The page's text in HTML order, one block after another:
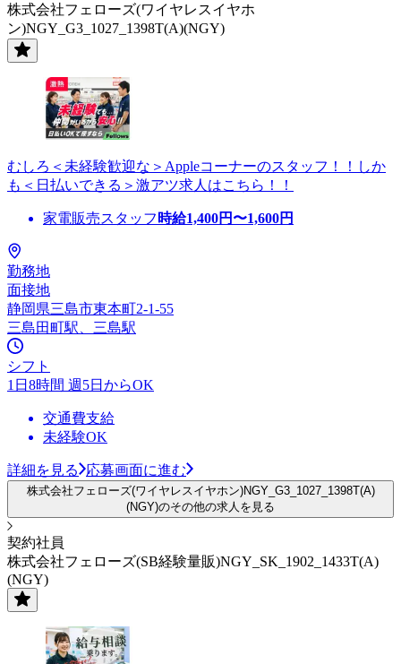
株式会社フェローズ(ワイヤレスイヤホ
ン)NGY_G3_1027_1398T(A)(NGY)
むしろ＜未経験歓迎な＞Appleコーナーのスタッフ！！しか
も＜日払いできる＞激アツ求人はこちら！！
家電販売スタッフ 時給1,400円〜1,600円
勤務地
面接地
静岡県三島市東本町2-1-55
三島田町駅、三島駅
シフト
1日8時間 週5日からOK
交通費支給
未経験OK
詳細を見る 応募画面に進む
株式会社フェローズ(ワイヤレスイヤホン)NGY_G3_1027_1398T(A)
(NGY)のその他の求人を見る
契約社員
株式会社フェローズ(SB経験量販)NGY_SK_1902_1433T(A)
(NGY)